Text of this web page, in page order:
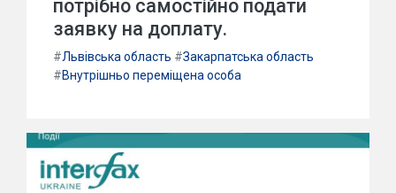
потрібно самостійно подати
заявку на доплату.
#Львівська область #Закарпатська область
#Внутрішньо переміщена особа